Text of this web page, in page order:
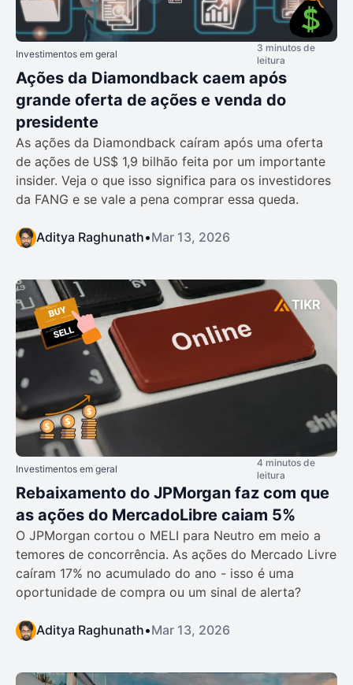
Investimentos em geral
3 minutos de
leitura
Ações da Diamondback caem após
grande oferta de ações e venda do
presidente
As ações da Diamondback caíram após uma oferta
de ações de US$ 1,9 bilhão feita por um importante
insider. Veja o que isso significa para os investidores
da FANG e se vale a pena comprar essa queda.
Aditya Raghunath•Mar 13, 2026
Investimentos em geral
4 minutos de
leitura
Rebaixamento do JPMorgan faz com que
as ações do MercadoLibre caiam 5%
O JPMorgan cortou o MELI para Neutro em meio a
temores de concorrência. As ações do Mercado Livre
caíram 17% no acumulado do ano - isso é uma
oportunidade de compra ou um sinal de alerta?
Aditya Raghunath•Mar 13, 2026